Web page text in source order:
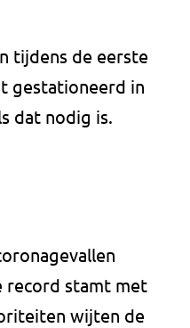
tijdens de eerste
gestationeerd in
dat nodig is.
record stamt met
wijten de